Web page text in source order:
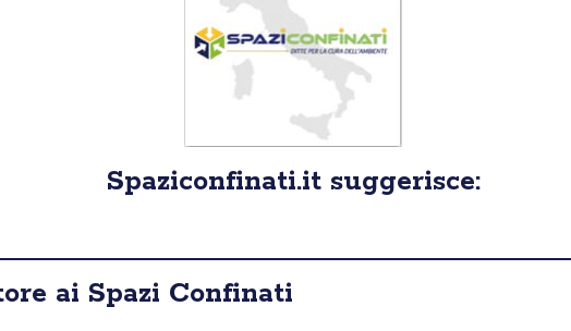
Spaziconfinati.it suggerisce:
ai Spazi Confinati